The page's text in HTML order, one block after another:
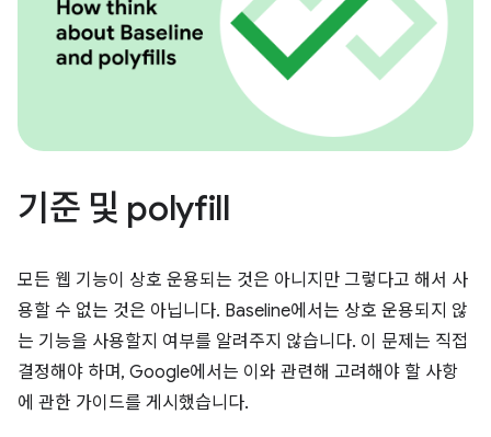
기준 및 polyfill
모든 웹 기능이 상호 운용되는 것은 아니지만 그렇다고 해서 사
용할 수 없는 것은 아닙니다. Baseline에서는 상호 운용되지 않
는 기능을 사용할지 여부를 알려주지 않습니다. 이 문제는 직접
결정해야 하며, Google에서는 이와 관련해 고려해야 할 사항
에 관한 가이드를 게시했습니다.